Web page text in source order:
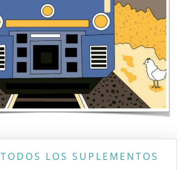
TODOS LOS SUPLEMENTOS